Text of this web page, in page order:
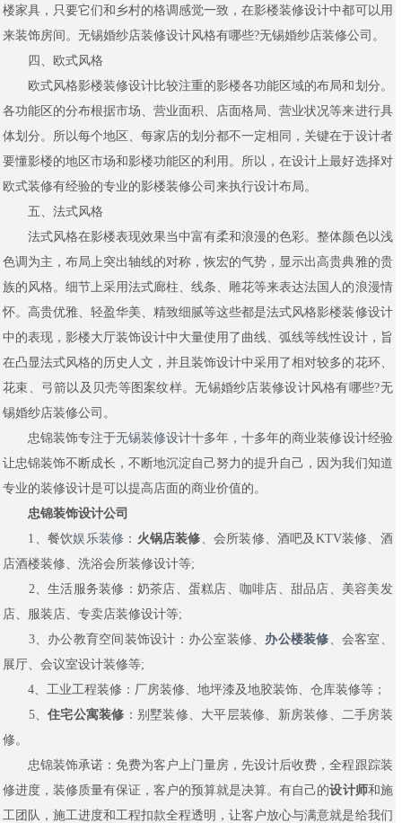
楼家具，只要它们和乡村的格调感觉一致，在影楼装修设计中都可以用
来装饰房间。无锡婚纱店装修设计风格有哪些?无锡婚纱店装修公司。
四、欧式风格
欧式风格影楼装修设计比较注重的影楼各功能区域的布局和划分。
各功能区的分布根据市场、营业面积、店面格局、营业状况等来进行具
体划分。所以每个地区、每家店的划分都不一定相同，关键在于设计者
要懂影楼的地区市场和影楼功能区的利用。所以，在设计上最好选择对
欧式装修有经验的专业的影楼装修公司来执行设计布局。
五、法式风格
法式风格在影楼表现效果当中富有柔和浪漫的色彩。整体颜色以浅
色调为主，布局上突出轴线的对称，恢宏的气势，显示出高贵典雅的贵
族的风格。细节上采用法式廊柱、线条、雕花等来表达法国人的浪漫情
怀。高贵优雅、轻盈华美、精致细腻等这些都是法式风格影楼装修设计
中的表现，影楼大厅装饰设计中大量使用了曲线、弧线等线性设计，旨
在凸显法式风格的历史人文，并且装饰设计中采用了相对较多的花环、
花束、弓箭以及贝壳等图案纹样。无锡婚纱店装修设计风格有哪些?无
锡婚纱店装修公司。
忠锦装饰专注于无锡装修设计十多年，十多年的商业装修设计经验
让忠锦装饰不断成长，不断地沉淀自己努力的提升自己，因为我们知道
专业的装修设计是可以提高店面的商业价值的。
忠锦装饰设计公司
1、餐饮娱乐装修 ： 火锅店装修、会所装修、酒吧及KTV装修、酒
店酒楼装修、洗浴会所装修设计等;
2、生活服务装修：奶茶店、蛋糕店、咖啡店、甜品店、美容美发
店、服装店、专卖店装修设计等;
3、办公教育空间装饰设计：办公室装修、 办公楼装修、会客室、
展厅、会议室设计装修等;
4、工业工程装修：厂房装修、地坪漆及地胶装饰、仓库装修等；
5、住宅公寓装修 ：别墅装修、大平层装修、新房装修、二手房装
修。
忠锦装饰承诺：免费为客户上门量房，先设计后收费，全程跟踪装
修进度，装修质量有保证，客户的预算就是决算。有自己的设计师和施
工团队，施工进度和工程扣款全程透明，让客户放心与满意就是给我们